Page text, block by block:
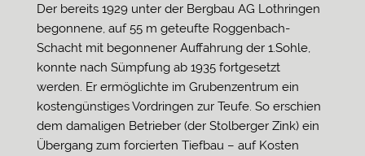
Der bereits 1929 unter der Bergbau AG Lothringen
begonnene, auf 55 m geteufte Roggenbach-
Schacht mit begonnener Auffahrung der 1.Sohle,
konnte nach Sümpfung ab 1935 fortgesetzt
werden. Er ermöglichte im Grubenzentrum ein
kostengünstiges Vordringen zur Teufe. So erschien
dem damaligen Betrieber (der Stolberger Zink) ein
Übergang zum forcierten Tiefbau – auf Kosten